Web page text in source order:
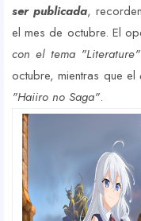
ser publicada,
el mes de octubre. El
con el tema "Literature"
octubre, mientras que el
"Haiiro no Saga".